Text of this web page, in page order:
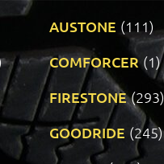
AUSTONE (111)
COMFORCER (1)
FIRESTONE (293)
GOODRIDE (245)